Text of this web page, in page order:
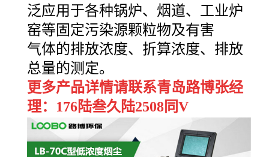
泛应用于各种锅炉、烟道、工业炉
窑等固定污染源颗粒物及有害
气体的排放浓度、折算浓度、排放
总量的测定。
更多产品详情请联系青岛路博张经
理：176陆叁久陆2508同V